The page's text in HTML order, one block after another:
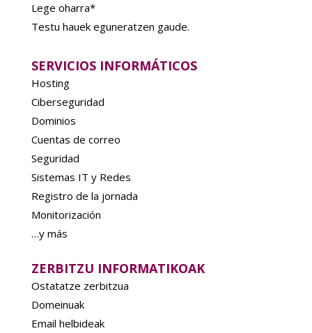
Lege oharra*
Testu hauek eguneratzen gaude.
SERVICIOS INFORMÁTICOS
Hosting
Ciberseguridad
Dominios
Cuentas de correo
Seguridad
Sistemas IT y Redes
Registro de la jornada
Monitorización
…y más
ZERBITZU INFORMATIKOAK
Ostatatze zerbitzua
Domeinuak
Email helbideak